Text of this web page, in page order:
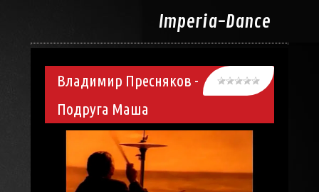
Imperia-Dance
Владимир Пресняков -
Подруга Маша